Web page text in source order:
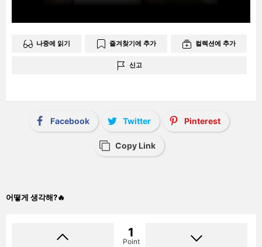
나중에 읽기 즐겨찾기에 추가 컬렉션에 추가
신고
Facebook Twitter Pinterest
Copy Link
어떻게 생각해?🔥
1
Point